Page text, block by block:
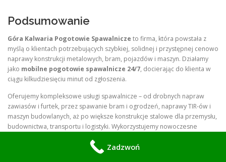
Podsumowanie
Góra Kalwaria Pogotowie Spawalnicze to firma, która powstała z
myślą o klientach potrzebujących szybkiej, solidnej i przystępnej cenowo
naprawy konstrukcji metalowych, bram, pojazdów i maszyn. Działamy
jako mobilne pogotowie spawalnicze 24/7, docierając do klienta w
ciągu kilkudziesięciu minut od zgłoszenia.
Oferujemy kompleksowe usługi spawalnicze – od drobnych napraw
zawiasów i furtek, przez spawanie bram i ogrodzeń, naprawy TIR-ów i
maszyn budowlanych, aż po większe konstrukcje stalowe dla przemysłu,
budownictwa, transportu i logistyki. Wykorzystujemy nowoczesne
materiału i oczekiwań klienta.
Zadzwoń